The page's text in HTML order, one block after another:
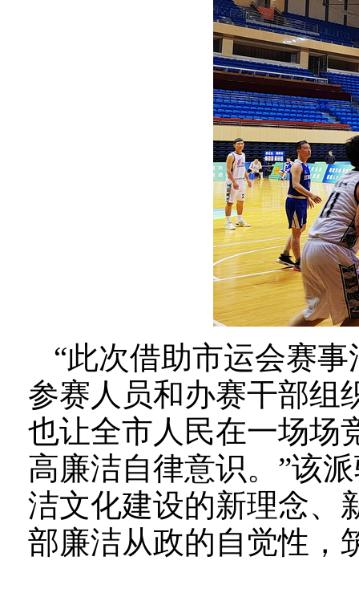
“此次借助市运会赛
参赛人员和办赛干部组
也让全市人民在一场场
高廉洁自律意识。”该
洁文化建设的新理念、
部廉洁从政的自觉性，